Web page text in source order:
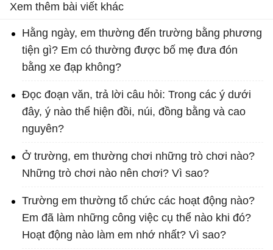
Xem thêm bài viết khác
Hằng ngày, em thường đến trường bằng phương
tiện gì? Em có thường được bố mẹ đưa đón
bằng xe đạp không?
Đọc đoạn văn, trả lời câu hỏi: Trong các ý dưới
đây, ý nào thể hiện đồi, núi, đồng bằng và cao
nguyên?
Ở trường, em thường chơi những trò chơi nào?
Những trò chơi nào nên chơi? Vì sao?
Trường em thường tổ chức các hoạt động nào?
Em đã làm những công việc cụ thể nào khi đó?
Hoạt động nào làm em nhớ nhất? Vì sao?